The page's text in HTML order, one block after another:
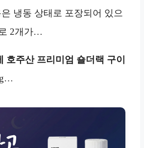
냉동 상태로 포장되어 있으
2개가…
호주산 프리미엄 숄더랙 구이